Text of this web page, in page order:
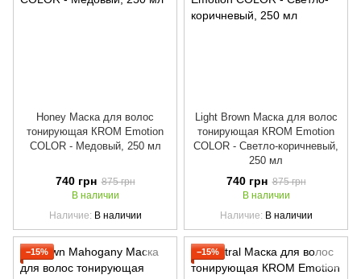
Honey Маска для волос
тонирующая КROM Emotion
COLOR - Медовый, 250 мл
740 грн 875 грн
В наличии
Наличие В наличии
Light Brown Маска для волос
тонирующая КROM Emotion
COLOR - Светло-коричневый,
250 мл
740 грн 875 грн
В наличии
Наличие В наличии
−15% −15%